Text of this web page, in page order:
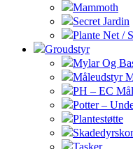
Mammoth
Secret Jardin
Plante Net /
Groudstyr
Mylar Og
Måleudstyr
PH – EC
Potter –
Plantestøtte
Tasker